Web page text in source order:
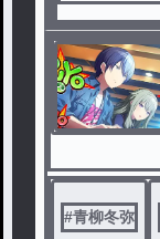
#青柳冬弥